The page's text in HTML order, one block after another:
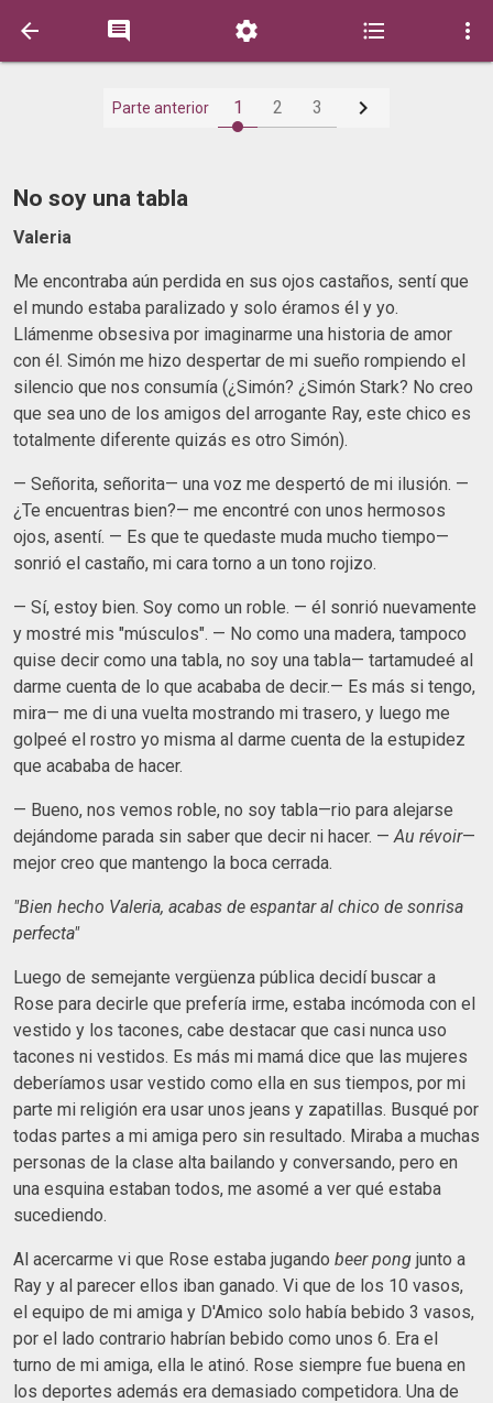
    
Parte anterior 1 2 3 
No soy una tabla
Valeria
Me encontraba aún perdida en sus ojos castaños, sentí que
el mundo estaba paralizado y solo éramos él y yo.
Llámenme obsesiva por imaginarme una historia de amor
con él. Simón me hizo despertar de mi sueño rompiendo el
silencio que nos consumía (¿Simón? ¿Simón Stark? No creo
que sea uno de los amigos del arrogante Ray, este chico es
totalmente diferente quizás es otro Simón).
— Señorita, señorita— una voz me despertó de mi ilusión. —
¿Te encuentras bien?— me encontré con unos hermosos
ojos, asentí. — Es que te quedaste muda mucho tiempo—
sonrió el castaño, mi cara torno a un tono rojizo.
— Sí, estoy bien. Soy como un roble. — él sonrió nuevamente
y mostré mis "músculos". — No como una madera, tampoco
quise decir como una tabla, no soy una tabla— tartamudeé al
darme cuenta de lo que acababa de decir.— Es más si tengo,
mira— me di una vuelta mostrando mi trasero, y luego me
golpeé el rostro yo misma al darme cuenta de la estupidez
que acababa de hacer.
— Bueno, nos vemos roble, no soy tabla—rio para alejarse
dejándome parada sin saber que decir ni hacer. — Au révoir—
mejor creo que mantengo la boca cerrada.
"Bien hecho Valeria, acabas de espantar al chico de sonrisa
perfecta"
Luego de semejante vergüenza pública decidí buscar a
Rose para decirle que prefería irme, estaba incómoda con el
vestido y los tacones, cabe destacar que casi nunca uso
tacones ni vestidos. Es más mi mamá dice que las mujeres
deberíamos usar vestido como ella en sus tiempos, por mi
parte mi religión era usar unos jeans y zapatillas. Busqué por
todas partes a mi amiga pero sin resultado. Miraba a muchas
personas de la clase alta bailando y conversando, pero en
una esquina estaban todos, me asomé a ver qué estaba
sucediendo.
Al acercarme vi que Rose estaba jugando beer pong junto a
Ray y al parecer ellos iban ganado. Vi que de los 10 vasos,
el equipo de mi amiga y D'Amico solo había bebido 3 vasos,
por el lado contrario habrían bebido como unos 6. Era el
turno de mi amiga, ella le atinó. Rose siempre fue buena en
los deportes además era demasiado competidora. Una de